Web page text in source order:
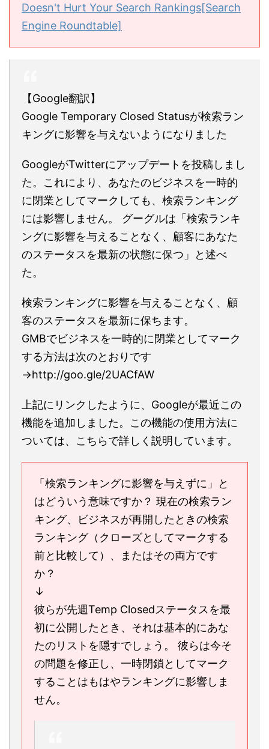
Doesn't Hurt Your Search Rankings[Search
Engine Roundtable]
【Google翻訳】
Google Temporary Closed Statusが検索ラン
キングに影響を与えないようになりました
GoogleがTwitterにアップデートを投稿しまし
た。これにより、あなたのビジネスを一時的
に閉業としてマークしても、検索ランキング
には影響しません。 グーグルは「検索ランキ
ングに影響を与えることなく、顧客にあなた
のステータスを最新の状態に保つ」と述べ
た。
検索ランキングに影響を与えることなく、顧
客のステータスを最新に保ちます。
GMBでビジネスを一時的に閉業としてマーク
する方法は次のとおりです
→http://goo.gle/2UACfAW
上記にリンクしたように、Googleが最近この
機能を追加しました。この機能の使用方法に
ついては、こちらで詳しく説明しています。
「検索ランキングに影響を与えずに」と
はどういう意味ですか？ 現在の検索ラン
キング、ビジネスが再開したときの検索
ランキング（クローズとしてマークする
前と比較して）、またはその両方です
か？
↓
彼らが先週Temp Closedステータスを最
初に公開したとき、それは基本的にあな
たのリストを隠すでしょう。 彼らは今そ
の問題を修正し、一時閉鎖としてマーク
することはもはやランキングに影響しま
せん。